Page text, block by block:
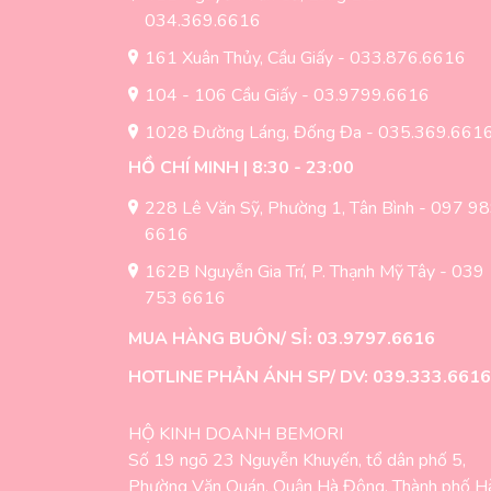
034.369.6616
161 Xuân Thủy, Cầu Giấy - 033.876.6616
104 - 106 Cầu Giấy - 03.9799.6616
1028 Đường Láng, Đống Đa -
HỒ CHÍ MINH | 8:30 - 23:00
228 Lê Văn Sỹ, Phường 1, Tân Bình - 097
6616
162B Nguyễn Gia Trí, P. Thạnh Mỹ Tây - 039
753 6616
MUA HÀNG BUÔN/ SỈ: 03.9797.6616
HOTLINE PHẢN ÁNH SP/ DV: 039.333.6616
HỘ KINH DOANH BEMORI
Số 19 ngõ 23 Nguyễn Khuyến, tổ dân phố 5,